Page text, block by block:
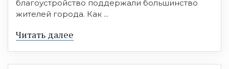
благоустройство поддержали большинство
жителей города. Как ...
Читать далее